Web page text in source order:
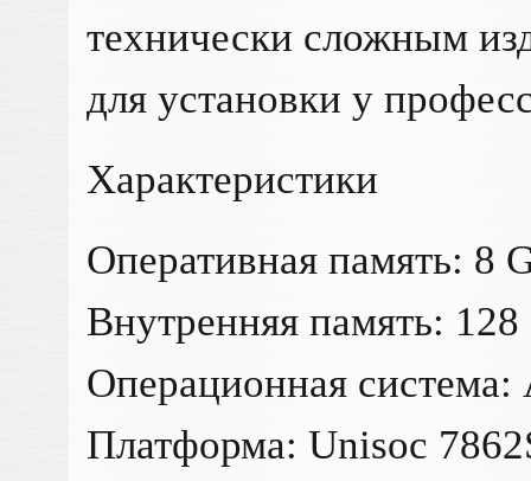
технически сложным
для установки у
Характеристики
Оперативная память: 8
Внутренняя память:
Операционная
Платформа: Unisoc